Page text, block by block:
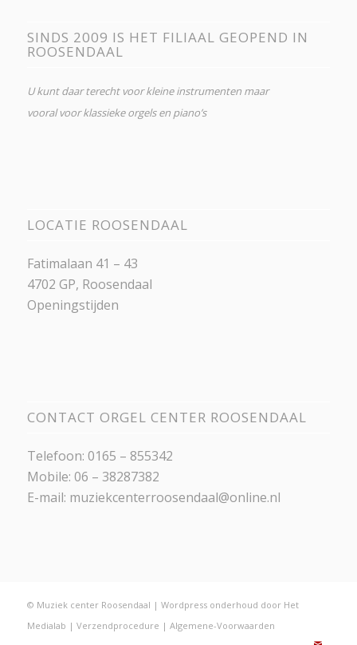
SINDS 2009 IS HET FILIAAL GEOPEND IN
ROOSENDAAL
U kunt daar terecht voor kleine instrumenten maar
vooral voor klassieke orgels en piano’s
LOCATIE ROOSENDAAL
Fatimalaan 41 – 43
4702 GP, Roosendaal
Openingstijden
CONTACT ORGEL CENTER ROOSENDAAL
Telefoon: 0165 – 855342
Mobile: 06 – 38287382
E-mail: muziekcenterroosendaal@online.nl
© Muziek center Roosendaal | Wordpress onderhoud door Het
Medialab | Verzendprocedure | Algemene-Voorwaarden